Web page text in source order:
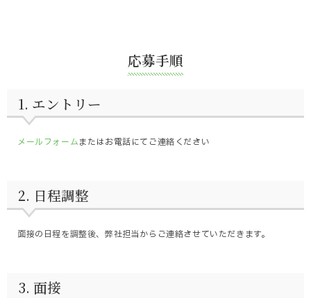
応募手順
1. エントリー
メールフォームまたはお電話にてご連絡ください
2. 日程調整
面接の日程を調整後、弊社担当からご連絡させていただきます。
3. 面接